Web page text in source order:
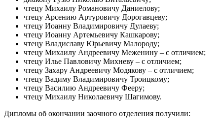
чтецу Михаилу Романовичу Даниелову;
чтецу Арсению Артуровичу Дорогавцеву;
чтецу Иоанну Владимировичу Дулаеву;
чтецу Иоанну Артемьевичу Кашкарову;
чтецу Владиславу Юрьевичу Малороду;
чтецу Михаилу Андреевичу Меженину – с отличием;
чтецу Илье Павловичу Михневу – с отличием;
чтецу Захару Андреевичу Модякову – с отличием;
чтецу Вадиму Владимировичу Троицкому;
чтецу Василию Андреевичу Фееру;
чтецу Михаилу Николаевичу Шагимову.
Дипломы об окончании заочного отделения получили: